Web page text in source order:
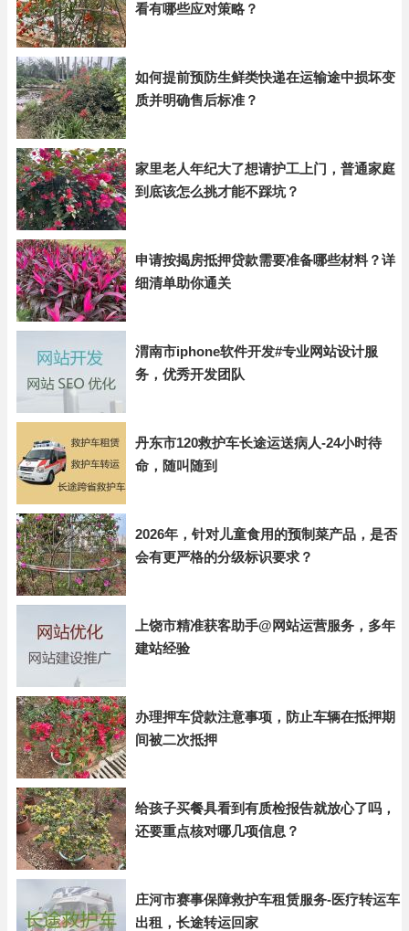
看有哪些应对策略？
如何提前预防生鲜类快递在运输途中损坏变
质并明确售后标准？
家里老人年纪大了想请护工上门，普通家庭
到底该怎么挑才能不踩坑？
申请按揭房抵押贷款需要准备哪些材料？详
细清单助你通关
渭南市iphone软件开发#专业网站设计服
务，优秀开发团队
丹东市120救护车长途运送病人-24小时待
命，随叫随到
2026年，针对儿童食用的预制菜产品，是否
会有更严格的分级标识要求？
上饶市精准获客助手@网站运营服务，多年
建站经验
办理押车贷款注意事项，防止车辆在抵押期
间被二次抵押
给孩子买餐具看到有质检报告就放心了吗，
还要重点核对哪几项信息？
庄河市赛事保障救护车租赁服务-医疗转运车
出租，长途转运回家